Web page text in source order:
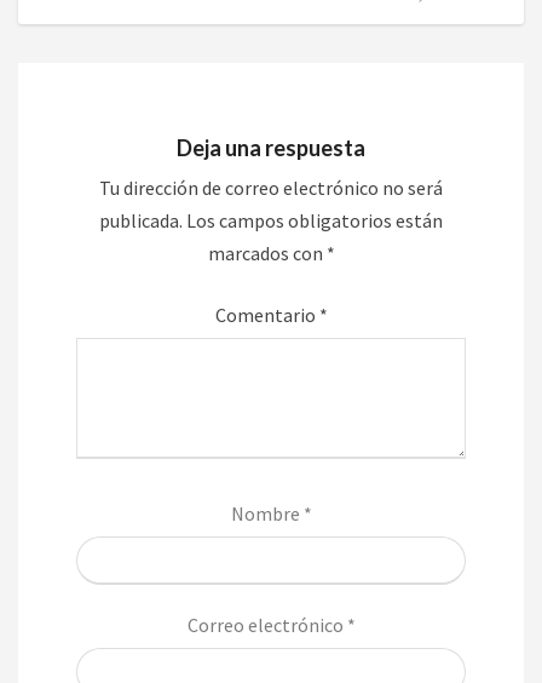
Deja una respuesta
Tu dirección de correo electrónico no será
publicada. Los campos obligatorios están
marcados con *
Comentario *
Nombre *
Correo electrónico *